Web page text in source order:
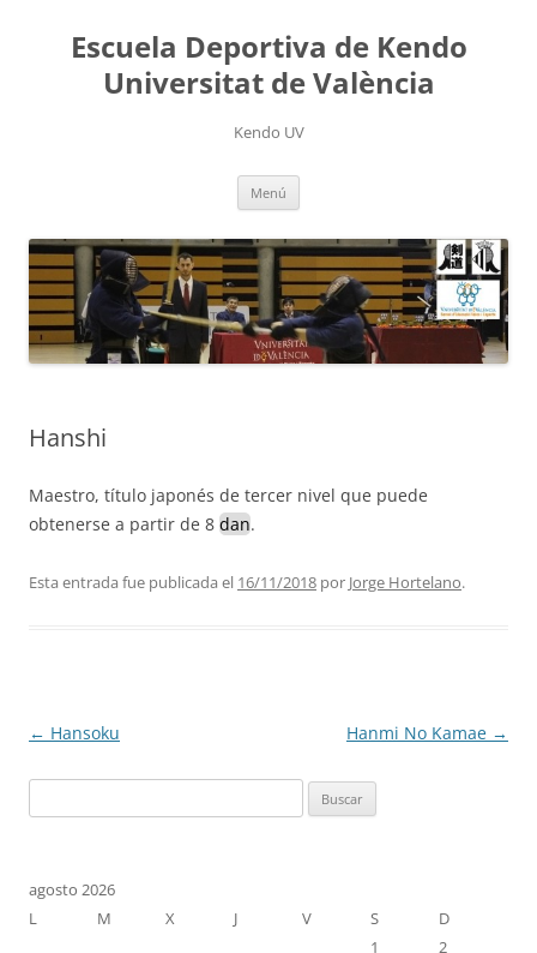
contenidoEscuela Deportiva de Kendo
Universitat de València
Kendo UV
Menú
Hanshi
Maestro, título japonés de tercer nivel que puede
obtenerse a partir de 8 dan.
Esta entrada fue publicada el 16/11/2018 por Jorge Hortelano.
Navegación
← Hansoku Hanmi No Kamae →
agosto 2026
L
M X J V S
D
1
2